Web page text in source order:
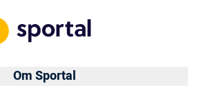
Om Sportal